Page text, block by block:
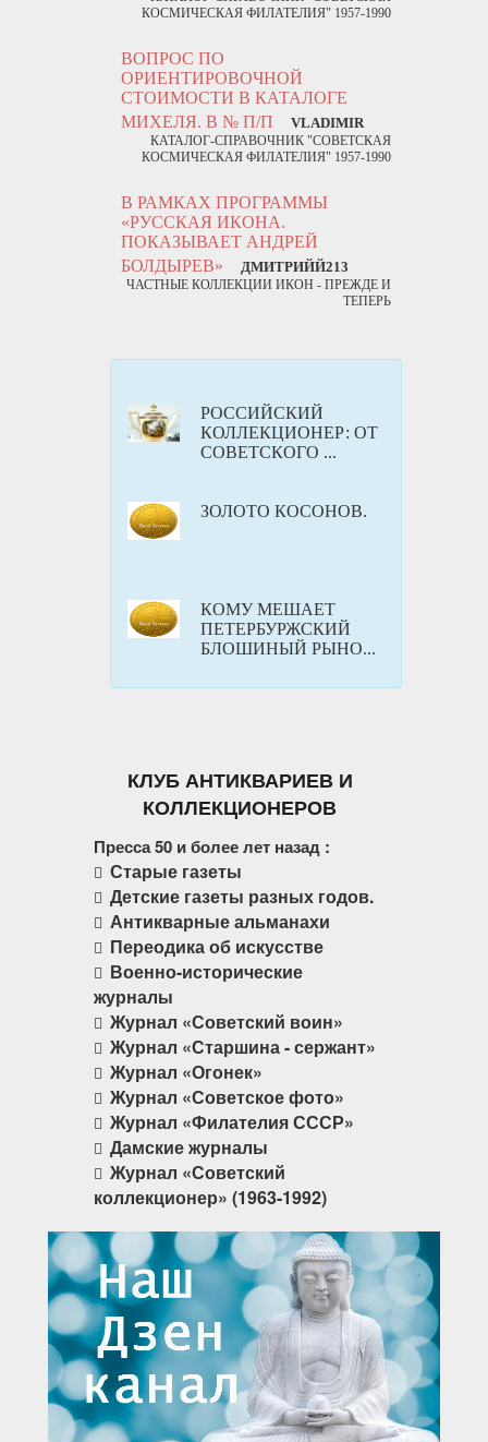
КЛУБ АНТИКВАРИЕВ И
КОЛЛЕКЦИОНЕРОВ
Пресса 50 и более лет назад :
Старые газеты
Детские газеты разных годов.
Антикварные альманахи
Переодика об искусстве
Военно-исторические
журналы
Журнал «Советский воин»
Журнал «Старшина - сержант»
Журнал «Огонек»
Журнал «Советское фото»
Журнал «Филателия СССР»
Дамские журналы
Журнал «Советский
коллекционер» (1963-1992)
КОСМИЧЕСКАЯ ФИЛАТЕЛИЯ" 1957-1990
ВОПРОС ПО
ОРИЕНТИРОВОЧНОЙ
СТОИМОСТИ В КАТАЛОГЕ
МИХЕЛЯ. В № П/П
VLADIMIR
КАТАЛОГ-СПРАВОЧНИК "СОВЕТСКАЯ
КОСМИЧЕСКАЯ ФИЛАТЕЛИЯ" 1957-1990
В РАМКАХ ПРОГРАММЫ
«РУССКАЯ ИКОНА.
ПОКАЗЫВАЕТ АНДРЕЙ
БОЛДЫРЕВ»
ДМИТРИЙЙ213
ЧАСТНЫЕ КОЛЛЕКЦИИ ИКОН - ПРЕЖДЕ И
ТЕПЕРЬ
РОССИЙСКИЙ
КОЛЛЕКЦИОНЕР: ОТ
СОВЕТСКОГО ...
ЗОЛОТО КОСОНОВ.
КОМУ МЕШАЕТ
ПЕТЕРБУРЖСКИЙ
БЛОШИНЫЙ РЫНО...